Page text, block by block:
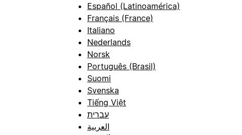
Español (Latinoamérica)
Français (France)
Italiano
Nederlands
Norsk
Português (Brasil)
Suomi
Svenska
Tiếng Việt
עברית
العربية